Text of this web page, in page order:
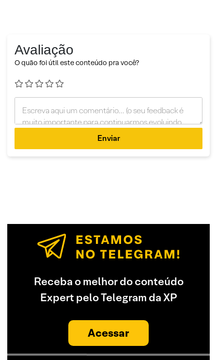
Avaliação
O quão foi útil este conteúdo pra você?
Enviar
Receba o melhor do conteúdo
Expert pelo Telegram da XP
Acessar